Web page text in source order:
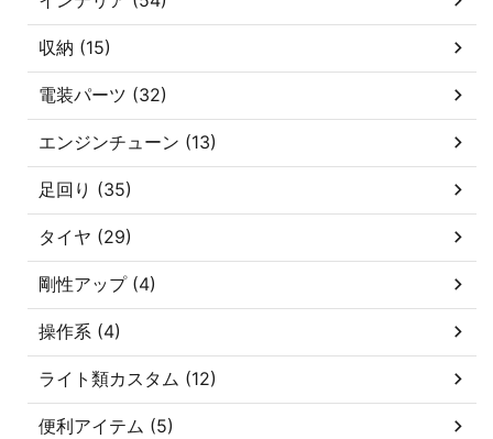
収納 (15)
電装パーツ (32)
エンジンチューン (13)
足回り (35)
タイヤ (29)
剛性アップ (4)
操作系 (4)
ライト類カスタム (12)
便利アイテム (5)